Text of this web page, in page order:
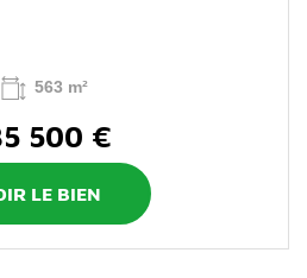
563 m²
500 €
LE BIEN